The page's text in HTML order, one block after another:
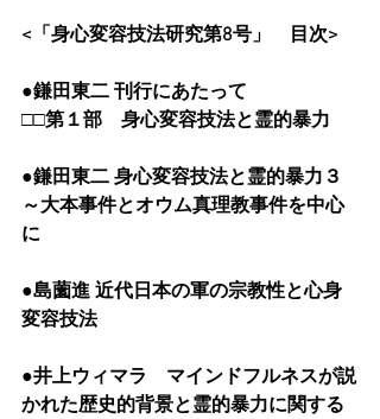
<「身心変容技法研究第8号」　目次>
●鎌田東二 刊行にあたって
□□第１部　身心変容技法と霊的暴力
●鎌田東二 身心変容技法と霊的暴力３
～大本事件とオウム真理教事件を中心
に
●島薗進 近代日本の軍の宗教性と心身
変容技法
●井上ウィマラ　マインドフルネスが説
かれた歴史的背景と霊的暴力に関する